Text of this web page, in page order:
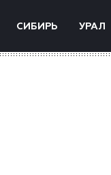
СИБИРЬ УРАЛ